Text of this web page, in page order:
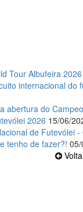
Tour Albufeira
internacional do
abertura do
2026 15/06/
de Futevólei -
tenho de fazer?!